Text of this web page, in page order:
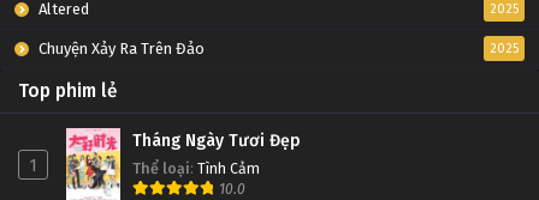
Yêu Không Giới Hạn Tập 3
Yêu Không Giới Hạn Tập 2
Tập 2
Altered 2025
Chuyện Xảy Ra Trên Đảo 2025
Top phim lẻ
1
Tháng Ngày Tươi Đẹp
Thể loại: Tình Cảm
10.0